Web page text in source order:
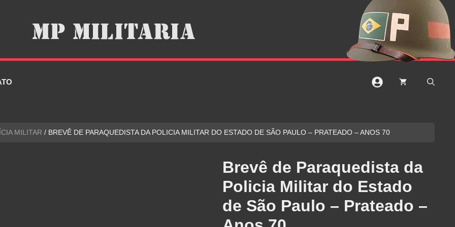
MILITAR / BREVÊ DE PARAQUEDISTA DA POLICIA MILITAR DO ESTADO DE SÃO PAULO – PRATEADO – ANOS 70
Brevê de Paraquedista da
Policia Militar do Estado
de São Paulo – Prateado –